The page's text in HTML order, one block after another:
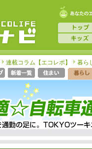
連載コラム【エコレポ】 暮ら